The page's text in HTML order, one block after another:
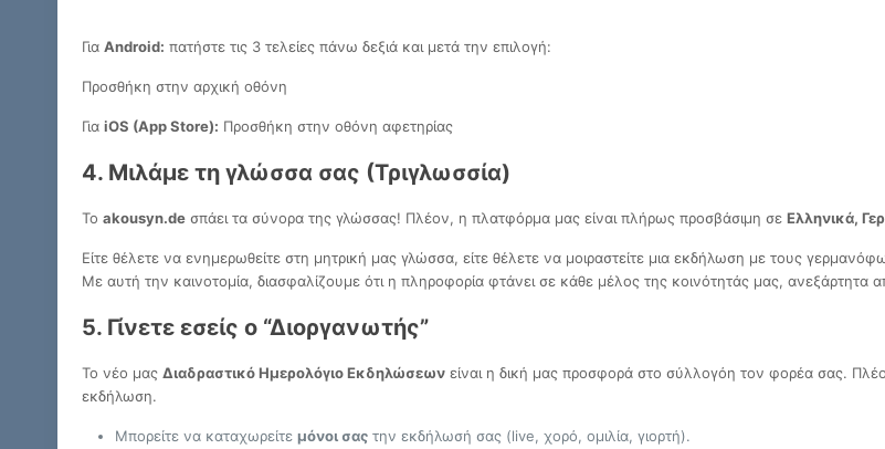
ΓιαAndroid: πατήστε τις 3 τελείες πάνω δεξιά και μετά την επιλογή:
Προσθήκη στην αρχική οθόνη
ΓιαiOS (App Store): Προσθήκη στην οθόνη αφετηρίας
4. Μιλάμε τη γλώσσα σας (Τριγλωσσία)
Τοakousyn.de σπάει τα σύνορα της γλώσσας! Πλέον, η πλατφόρμα μας είναι πλήρως προσβάσιμη σεΕλληνικά,
Είτε θέλετε να ενημερωθείτε στη μητρική μας γλώσσα, είτε θέλετε να μοιραστείτε μια εκδήλωση με τους
Με αυτή την καινοτομία, διασφαλίζουμε ότι η πληροφορία φτάνει σε κάθε μέλος της κοινότητάς μας, ανεξάρτητα
5. Γίνετε εσείς ο “Διοργανωτής”
Το νέο μαςΔιαδραστικό Ημερολόγιο Εκδηλώσεων είναι η δική μας προσφορά στο σύλλογόη τον φορέα σας.
εκδήλωση.
Μπορείτε να καταχωρείτεμόνοι σας την εκδήλωσή σας (live, χορό, ομιλία, γιορτή).